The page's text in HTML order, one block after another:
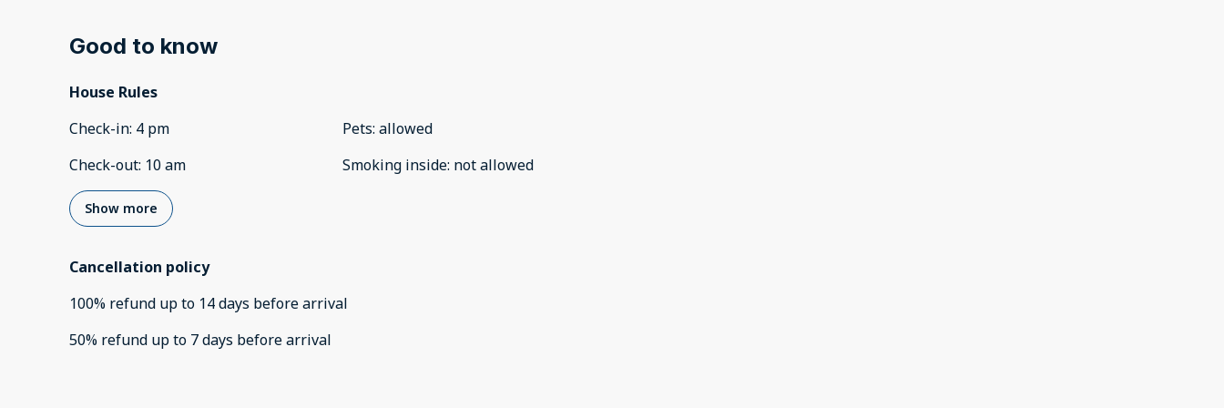
Good to know
House Rules
Check-in: 4 pm
Check-out: 10 am
Pets: allowed
Smoking inside: not allowed
Show more
Cancellation policy
100% refund up to 14 days beforearrival
50% refund up to 7 days beforearrival